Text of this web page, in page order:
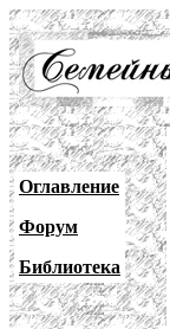
Оглавление
Форум
Библиотека